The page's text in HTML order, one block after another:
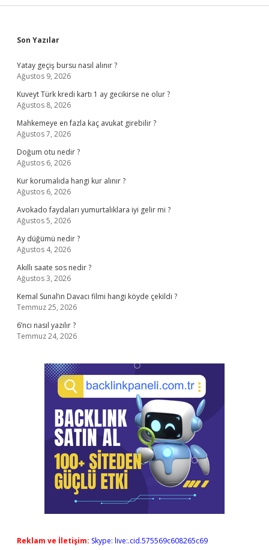
Sidebar
Son Yazılar
Yatay geçiş bursu nasıl alınır ?
Ağustos 9, 2026
Kuveyt Türk kredi kartı 1 ay gecikirse ne olur ?
Ağustos 8, 2026
Mahkemeye en fazla kaç avukat girebilir ?
Ağustos 7, 2026
Doğum otu nedir ?
Ağustos 6, 2026
Kur korumalıda hangi kur alınır ?
Ağustos 6, 2026
Avokado faydaları yumurtalıklara iyi gelir mi ?
Ağustos 5, 2026
Ay düğümü nedir ?
Ağustos 4, 2026
Akıllı saate sos nedir ?
Ağustos 3, 2026
Kemal Sunal’ın Davacı filmi hangi köyde çekildi ?
Temmuz 25, 2026
6’ncı nasıl yazılır ?
Temmuz 24, 2026
Reklam ve İletişim: Skype: live:.cid.575569c608265c69